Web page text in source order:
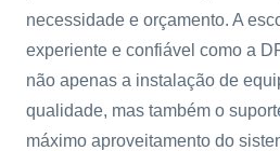
necessidade e orçamento. A
experiente e confiável como a
não apenas a instalação de
qualidade, mas também o
máximo aproveitamento do